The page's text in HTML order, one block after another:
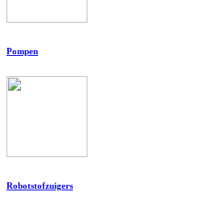
Pompen
Robotstofzuigers